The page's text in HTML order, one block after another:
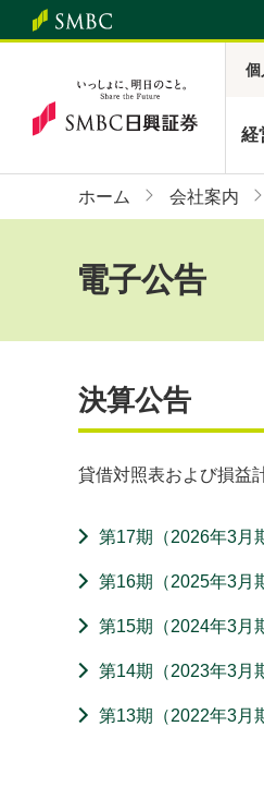
個
経
ホーム 会社案内
電子公告
決算公告
貸借対照表および損益
第17期（2026年3月
第16期（2025年3月
第15期（2024年3月
第14期（2023年3月
第13期（2022年3月